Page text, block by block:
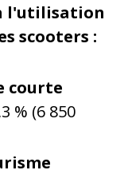
l'utilisation
scooters :
courte
% (6 850